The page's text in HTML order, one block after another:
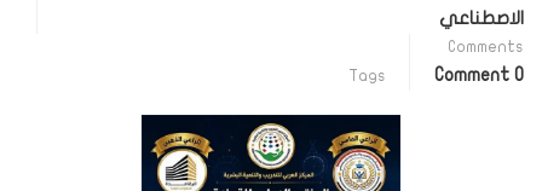
الاصطناعي
Comments
0 Comment
Tags